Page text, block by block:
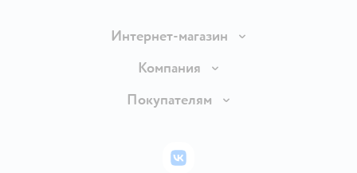
Интернет-магазин
Доставка и оплата
Правила продажи
Политика использования файлов cookie
Компания
Вакансии
Покупателям
Бонусные карты
ВКонтакте